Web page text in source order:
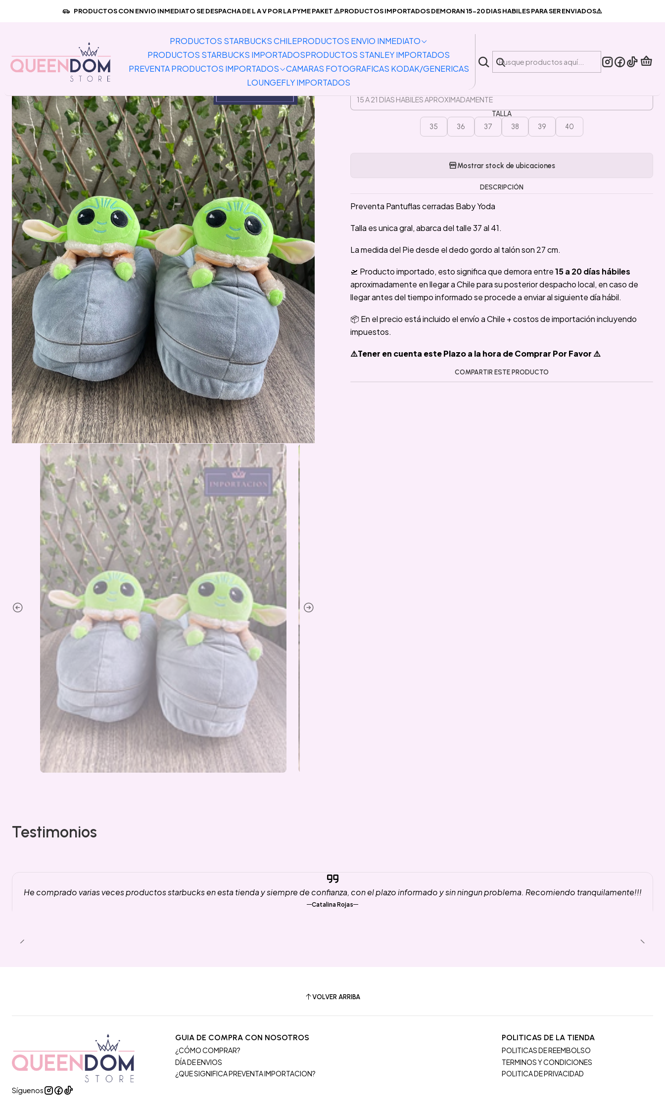
PRODUCTOS STARBUCKS CHILEPRODUCTOS ENVIO INMEDIATO
PRODUCTOS STARBUCKS IMPORTADOSPRODUCTOS STANLEY IMPORTADOS
PREVENTA PRODUCTOS IMPORTADOS
CAMARAS FOTOGRAFICAS KODAK/GENERICAS
LOUNGEFLY IMPORTADOS
PRODUCTOS CON ENVIO INMEDIATO SE DESPACHA DE L A V POR LA PYME PAKET ⚠️PRODUCTOS IMPORTADOS DEMORAN 15-20 DIAS HABILES PARA SER ENVIADOS⚠️
Inicio PREVENTA PRODUCTOS IMPORTADOS Pantuflas Preventa Pantuflas cerradas Baby Yoda
Preventa Pantuflas cerradas Baby Yoda
TALLA
35 36 37 38 39 40
Mostrar stock de ubicaciones
DESCRIPCIÓN
Preventa Pantuflas cerradas Baby Yoda
Talla es unica gral, abarca del talle 37 al 41.
La medida del Pie desde el dedo gordo al talón son 27 cm.
🛫 Producto importado, esto significa que demora entre15 a 20 días hábiles
aproximadamente en llegar a Chile para su posterior despacho local, en caso de
llegar antes del tiempo informado se procede a enviar al siguiente día hábil.
📦 En el precio está incluido el envío a Chile + costos de importación incluyendo
impuestos.
⚠️Tener en cuenta este Plazo a la hora de Comprar Por Favor ⚠️
COMPARTIR ESTE PRODUCTO
Testimonios
He comprado varias veces productos starbucks en esta tienda y siempre de confianza, con el plazo informado y sin ningun problema. Recomiendo tranquilamente!!!
Catalina Rojas
VOLVER ARRIBA
Síguenos
GUIA DE COMPRA CON NOSOTROS
¿CÓMO COMPRAR?
DÍA DE ENVIOS
¿QUE SIGNIFICA PREVENTA IMPORTACION?
POLITICAS DE LA TIENDA
POLITICAS DE REEMBOLSO
TERMINOS Y CONDICIONES
POLITICA DE PRIVACIDAD